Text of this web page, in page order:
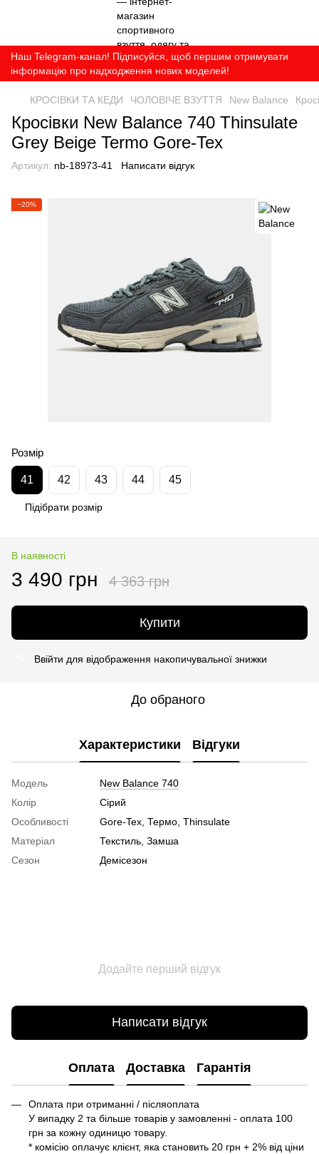
Наш Telegram-канал! Підписуйся, щоб першим отримувати
інформацію про надходження нових моделей!
КРОСІВКИ ТА КЕДИ ЧОЛОВІЧЕ ВЗУТТЯ New Balance
Кросівки New Balance 740 Thinsulate
Grey Beige Termo Gore-Tex
Артикул: nb-18973-41 Написати відгук
−20%
Розмір
41 42 43 44 45
Підібрати розмір
В наявності
3 490 грн 4 363 грн
Купити
Ввійти для відображення накопичувальної знижки
До обраного
Характеристики Відгуки
Модель
New Balance 740
Колір
Сірий
Особливості
Gore-Tex, Термо, Thinsulate
Матеріал
Текстиль, Замша
Сезон
Демісезон
Додайте перший відгук
Написати відгук
Оплата Доставка Гарантія
Оплата при отриманні / післяоплата
У випадку 2 та більше товарів у замовленні - оплата 100
грн за кожну одиницю товару.
* комісію оплачує клієнт, яка становить 20 грн + 2% від ціни